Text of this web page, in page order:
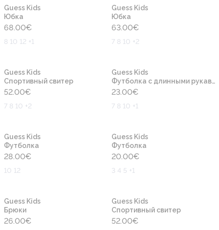
Guess Kids
Юбка
68.00€
8 10 12 +1
Guess Kids
Юбка
63.00€
7 8 10 +2
Guess Kids
Cпортивный свитер
52.00€
7 8 10 +2
Guess Kids
Футболка с длинными рукавами
23.00€
7 8 10 +1
Guess Kids
Футболка
28.00€
10 12
Guess Kids
Футболка
20.00€
3 4 5 +1
Guess Kids
Брюки
26.00€
Guess Kids
Cпортивный свитер
52.00€